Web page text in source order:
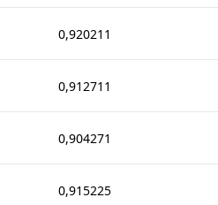
0,920211
0,912711
0,904271
0,915225